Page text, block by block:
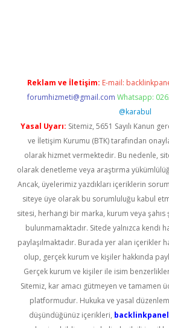
Reklam ve İletişim: E-mail:
forumhizmeti@gmail.com Whatsapp:
@karabul
Yasal Uyarı: Sitemiz, 5651 Sayılı Kanun
ve İletişim Kurumu (BTK) tarafından
olarak hizmet vermektedir. Bu nedenle,
olarak denetleme veya araştırma
Ancak, üyelerimiz yazdıkları içeriklerin
siteye üye olarak bu sorumluluğu kabul
sitesi, herhangi bir marka, kurum veya şahıs
bulunmamaktadır. Sitede yalnızca kendi
paylaşılmaktadır. Burada yer alan içerikler
olup, gerçek kurum ve kişiler hakkında
Gerçek kurum ve kişiler ile isim
Sitemiz, kar amacı gütmeyen ve tamamen
platformudur. Hukuka ve yasal
düşündüğünüz içerikleri,